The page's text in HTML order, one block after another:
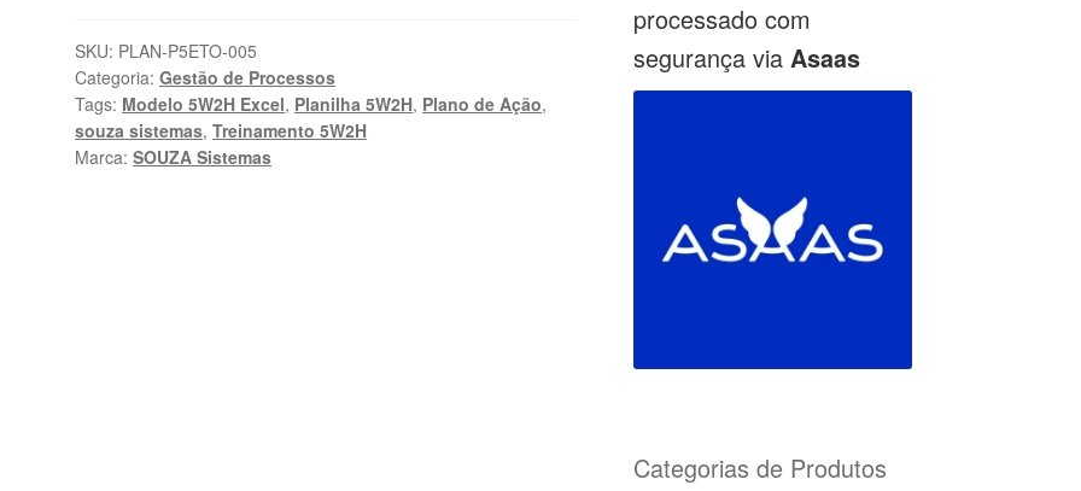
Treinamento
Online
|
SOUZA
Sistemas
SKU: PLAN-P5ETO-005
Categoria:Gestão de Processos
Tags: Modelo 5W2H Excel, Planilha 5W2H, Plano de Ação,
souza sistemas,Treinamento 5W2H
Marca:SOUZA Sistemas
processado com
segurança via Asaas
Categorias de Produtos